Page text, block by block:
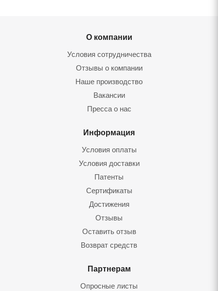
О компании
Условия сотрудничества
Отзывы о компании
Наше производство
Вакансии
Пресса о нас
Информация
Условия оплаты
Условия доставки
Патенты
Сертификаты
Достижения
Отзывы
Оставить отзыв
Возврат средств
Партнерам
Опросные листы